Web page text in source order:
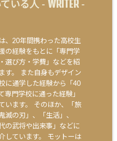
いる人 - WRITER-
、20年間携わった高校生
の経験をもとに「専門学
選び方・学費」などを紹
す。 また自身もデザイン
に通学した経験から「40
専門学校に通った経験」
います。 そのほか、「旅
滅の刃」、「生活」、
の武将や出来事」などに
しています。 モットーは